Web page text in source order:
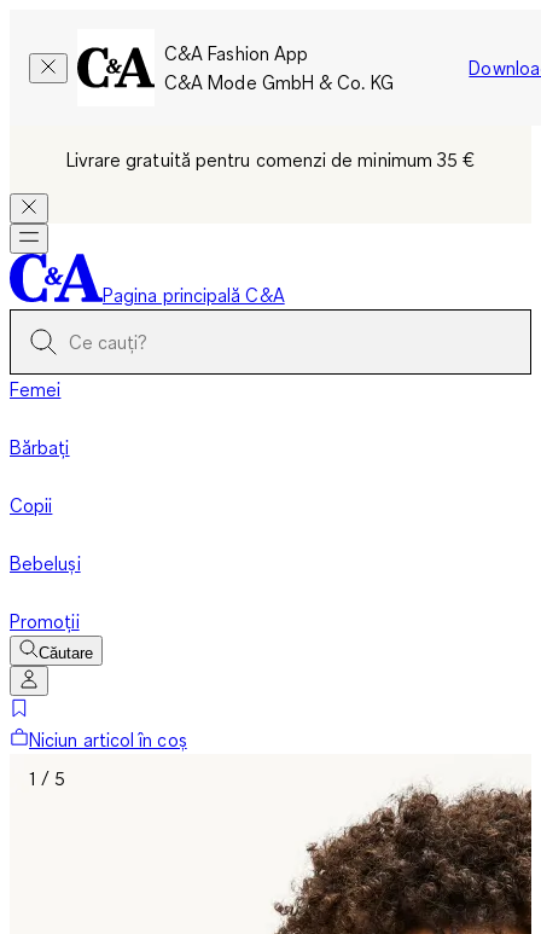
C&A Fashion App
C&A Mode GmbH & Co. KG
Livrare gratuită pentru comenzi de minimum 35 €
Pagina principală C&A
Femei
Bărbați
Copii
Bebeluși
Promoții
Căutare
Niciun articol în coș
1 / 5